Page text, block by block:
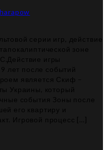
серии игр, действие
зоне
игры
лет после событий
является Скиф –
Украины, который
события Зоны после
его квартиру и
Игровой процесс […]